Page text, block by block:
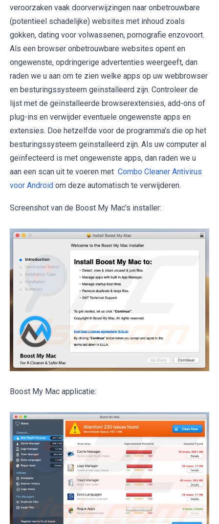
veroorzaken vaak doorverwijzingen naar onbetrouwbare
(potentieel schadelijke) websites met inhoud zoals
gokken, dating voor volwassenen, pornografie enzovoort.
Als een browser onbetrouwbare websites opent en
ongewenste, opdringerige advertenties weergeeft, dan
raden we u aan om te zien welke apps op uw webbrowser
en besturingssysteem geïnstalleerd zijn. Controleer de
lijst met de geïnstalleerde browserextensies, add-ons of
plug-ins en verwijder eventuele ongewenste apps en
extensies. Doe hetzelfde voor de programma's die op het
besturingssysteem geïnstalleerd zijn. Als uw computer al
geïnfecteerd is met ongewenste apps, dan raden we u
aan een scan uit te voeren met Combo Cleaner Antivirus
voor Android om deze automatisch te verwijderen.
Screenshot van de Boost My Mac's installer:
Boost My Mac applicatie: